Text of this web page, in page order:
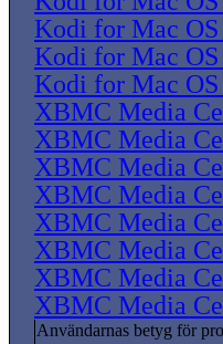
Kodi for Mac
Kodi for Mac
Kodi for Mac
XBMC Media
XBMC Media
XBMC Media
XBMC Media
XBMC Media
XBMC Media
XBMC Media
XBMC Media
Användarnas betyg för